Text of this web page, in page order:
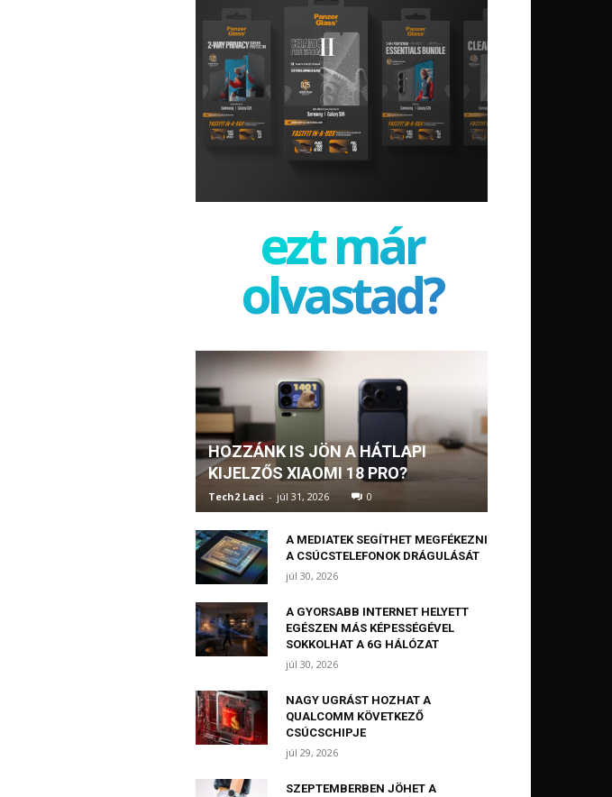
ezt már
olvastad?
HOZZÁNK IS JÖN A HÁTLAPI
KIJELZŐS XIAOMI 18 PRO?
Tech2 Laci - júl 31, 2026 0
A MEDIATEK SEGÍTHET MEGFÉKEZNI
A CSÚCSTELEFONOK DRÁGULÁSÁT
júl 30, 2026
A GYORSABB INTERNET HELYETT
EGÉSZEN MÁS KÉPESSÉGÉVEL
SOKKOLHAT A 6G HÁLÓZAT
júl 30, 2026
NAGY UGRÁST HOZHAT A
QUALCOMM KÖVETKEZŐ
CSÚCSCHIPJE
júl 29, 2026
SZEPTEMBERBEN JÖHET A